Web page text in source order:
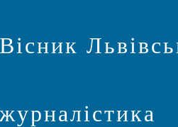
Вісник
журналістика